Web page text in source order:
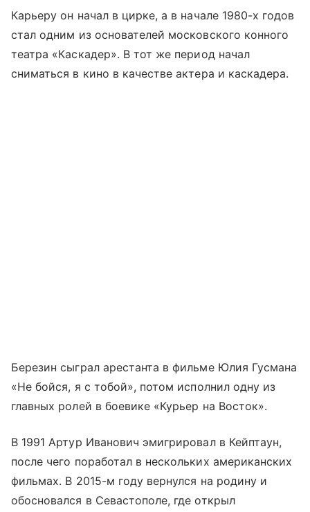
Карьеру он начал в цирке, а в начале 1980-х годов
стал одним из основателей московского конного
театра «Каскадер». В тот же период начал
сниматься в кино в качестве актера и каскадера.
Березин сыграл арестанта в фильме Юлия Гусмана
«Не бойся, я с тобой», потом исполнил одну из
главных ролей в боевике «Курьер на Восток».
В 1991 Артур Иванович эмигрировал в Кейптаун,
после чего поработал в нескольких американских
фильмах. В 2015-м году вернулся на родину и
обосновался в Севастополе, где открыл